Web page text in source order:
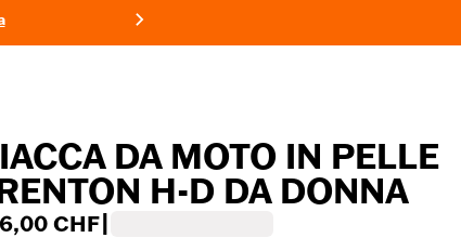
DA MOTO IN PELLE
H-D DA DONNA
CHF